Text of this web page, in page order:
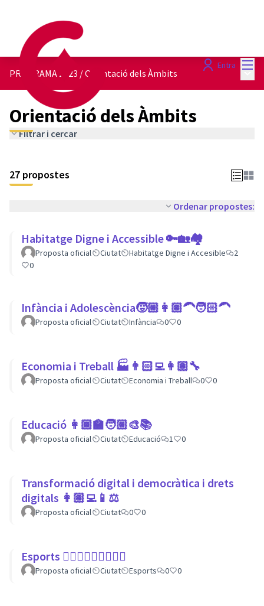
Entra
PROGRAMA 2023 /Orientació dels Àmbits
Orientació dels Àmbits
Filtrar i cercar
27 propostes
Ordenar propostes:
Habitatge Digne i Accessible 🔑🏡🏘
Proposta oficial Ciutat Habitatge Digne i Accesible
2
0
Infància i Adolescència🧒🏼👩🏽‍🦱🧑🏻‍🦱
Proposta oficial Ciutat Infància 0 0
Economia i Treball 🏭👨🏻‍💻👩🏽‍🔧
Proposta oficial Ciutat Economia i Treball 0 0
Educació 👩🏾‍🏫🧑🏼‍🎨📚
Proposta oficial Ciutat Educació 1 0
Transformació digital i democràtica i drets
digitals 👩🏽‍💻📱⚖
Proposta oficial Ciutat 0 0
Esports 🏃🏾‍♀⛹🏼‍♀🏄🏼‍♂
Proposta oficial Ciutat Esports 0 0